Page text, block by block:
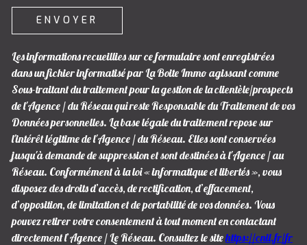
ENVOYER
Les informations recueillies sur ce formulaire sont enregistrées
dans un fichier informatisé par La Boite Immo agissant comme
Sous-traitant du traitement pour la gestion de la clientèle/prospects
de l'Agence / du Réseau qui reste Responsable du Traitement de vos
Données personnelles. La base légale du traitement repose sur
l'intérêt légitime de l'Agence / du Réseau. Elles sont conservées
jusqu'à demande de suppression et sont destinées à l'Agence / au
Réseau. Conformément à la loi « informatique et libertés », vous
disposez des droits d’accès, de rectification, d’effacement,
d’opposition, de limitation et de portabilité de vos données. Vous
pouvez retirer votre consentement à tout moment en contactant
directement l’Agence / Le Réseau. Consultez le sitehttps://cnil.fr/fr